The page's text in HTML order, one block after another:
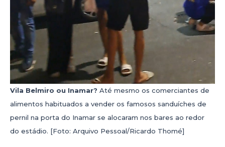
Vila Belmiro ou Inamar? Até mesmo os comerciantes de
alimentos habituados a vender os famosos sanduíches de
pernil na porta do Inamar se alocaram nos bares ao redor
do estádio. [Foto: Arquivo Pessoal/Ricardo Thomé]